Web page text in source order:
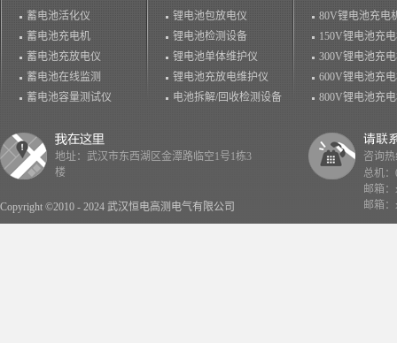
蓄电池活化仪
蓄电池充电机
蓄电池充放电仪
蓄电池在线监测
蓄电池容量测试仪
锂电池包放电仪
锂电池检测设备
锂电池单体维护仪
锂电池充放电维护仪
电池拆解/回收检测设备
80V锂电池充电
150V锂电池充
300V锂电池充
600V锂电池充
800V锂电池充
Copyright ©2010 - 2024 武汉恒电高测电气有限公司
地址：武汉市东西湖区金潭路临空1号1栋3
楼
咨询热
总机：
邮箱：
邮箱